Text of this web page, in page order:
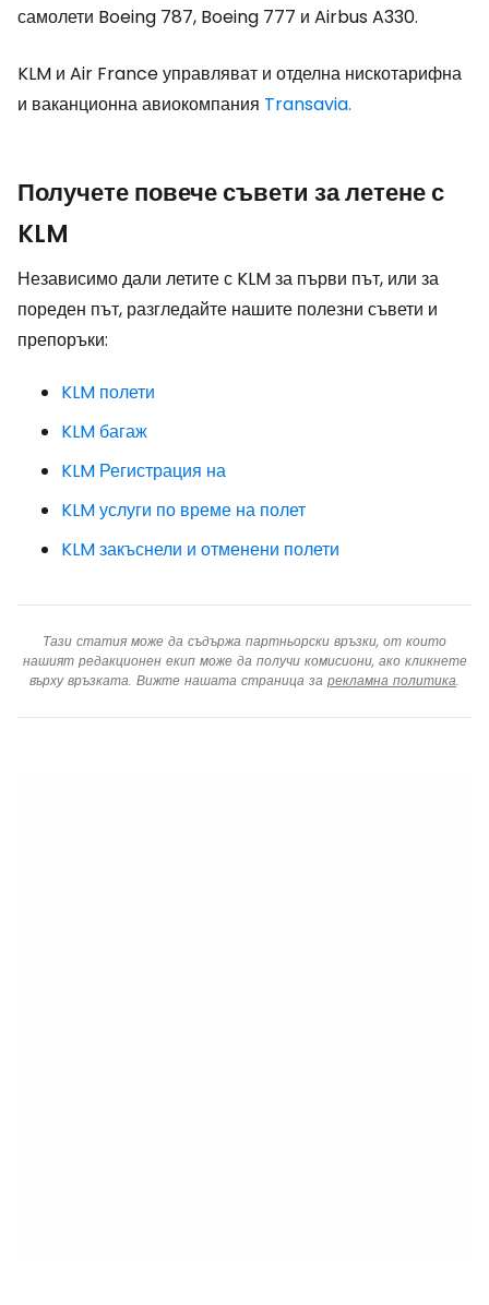
самолети Boeing 787, Boeing 777 и Airbus A330.
KLM и Air France управляват и отделна нискотарифна
и ваканционна авиокомпания Transavia.
Получете повече съвети за летене с
KLM
Независимо дали летите с KLM за първи път, или за
пореден път, разгледайте нашите полезни съвети и
препоръки:
KLM полети
KLM багаж
KLM Регистрация на
KLM услуги по време на полет
KLM закъснели и отменени полети
Тази статия може да съдържа партньорски връзки, от които
нашият редакционен екип може да получи комисиони, ако кликнете
върху връзката. Вижте нашата страница за рекламна политика.